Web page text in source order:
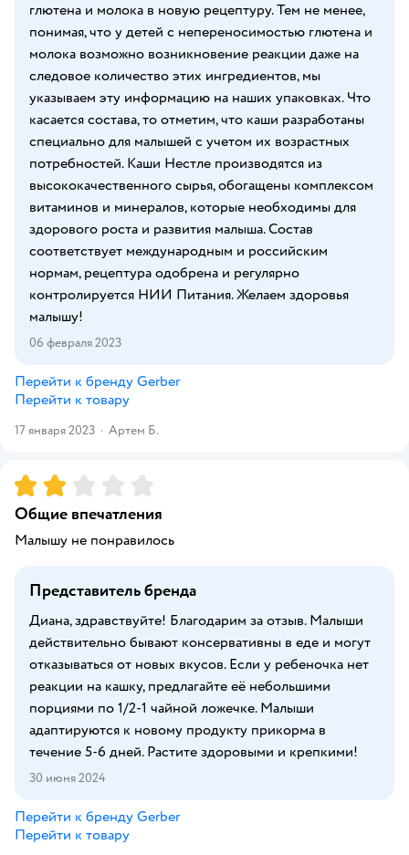
глютена и молока в новую рецептуру. Тем не менее,
понимая, что у детей с непереносимостью глютена и
молока возможно возникновение реакции даже на
следовое количество этих ингредиентов, мы
указываем эту информацию на наших упаковках. Что
касается состава, то отметим, что каши разработаны
специально для малышей с учетом их возрастных
потребностей. Каши Нестле производятся из
высококачественного сырья, обогащены комплексом
витаминов и минералов, которые необходимы для
здорового роста и развития малыша. Состав
соответствует международным и российским
нормам, рецептура одобрена и регулярно
контролируется НИИ Питания. Желаем здоровья
малышу!
06 февраля 2023
Перейти к бренду Gerber
Перейти к товару
17 января 2023 · Артем Б.
Рейтинг:2
Общие впечатления
Малышу не понравилось
Представитель бренда
Диана, здравствуйте! Благодарим за отзыв. Малыши
действительно бывают консервативны в еде и могут
отказываться от новых вкусов. Если у ребеночка нет
реакции на кашку, предлагайте её небольшими
порциями по 1/2-1 чайной ложечке. Малыши
адаптируются к новому продукту прикорма в
течение 5-6 дней. Растите здоровыми и крепкими!
30 июня 2024
Перейти к бренду Gerber
Перейти к товару